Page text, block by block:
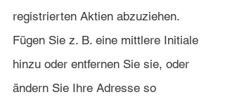
registrierten Aktien abzuziehen.
Fügen Sie z. B. eine mittlere Initiale
hinzu oder entfernen Sie sie, oder
ändern Sie Ihre Adresse so